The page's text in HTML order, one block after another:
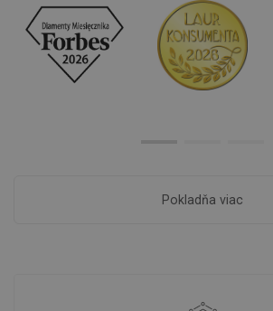
Pokladňa viac